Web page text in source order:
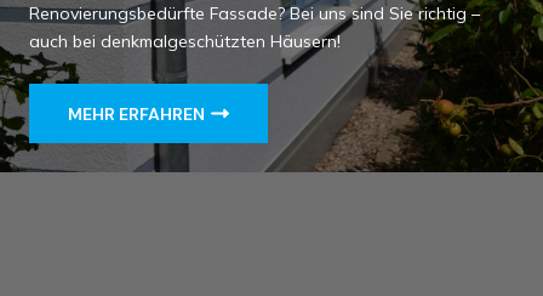
Renovierungsbedürfte Fassade? Bei uns sind Sie richtig –
auch bei denkmalgeschützten Häusern!
MEHR ERFAHREN